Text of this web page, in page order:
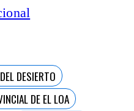
DESIERTO
DE EL LOA